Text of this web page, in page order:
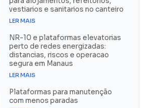
vestiarios e sanitarios no canteiro
LER MAIS
NR-10 e plataformas elevatorias
perto de redes energizadas:
distancias, riscos e operacao
segura em Manaus
LER MAIS
Plataformas para manutenção
com menos paradas